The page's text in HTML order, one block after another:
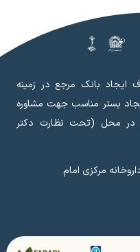
بانک مرجع در زمینه
بستر مناسب جهت مشاوره
در محل (تحت نظارت دکتر
مرکزی امام